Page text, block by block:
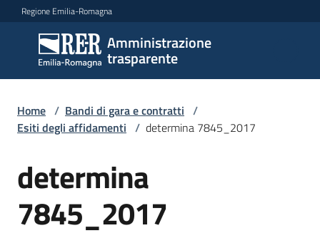
Vai al contenuto
Vai alla navigazione
Vai al footer
Regione Emilia-Romagna
Amministrazione
trasparente
Amministrazione
trasparente
Sottosezioni
Accesso
Home / Bandi di gara e contratti /
Esiti degli affidamenti / determina 7845_2017
determina
7845_2017